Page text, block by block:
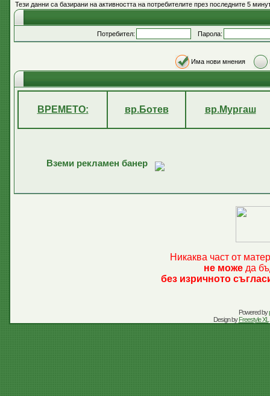
Тези данни са базирани на активността на потребителите през последните 5
Потребител: Парола:
Има нови мнения
ВРЕМЕТО: вр.Ботев вр.Мургаш
Вземи рекламен банер
Никаква част от
не може да
без изричното
Powered by
Design byFreestyle XL